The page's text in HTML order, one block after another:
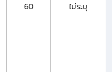
60 ไม่ระบุ